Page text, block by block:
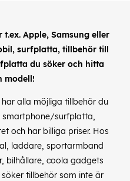
Apple, Samsung eller
surfplatta, tillbehör till
du söker och hitta
modell!
alla möjliga tillbehör du
smartphone/surfplatta,
och har billiga priser. Hos
laddare, sportarmband
bilhållare, coola gadgets
tillbehör som inte är